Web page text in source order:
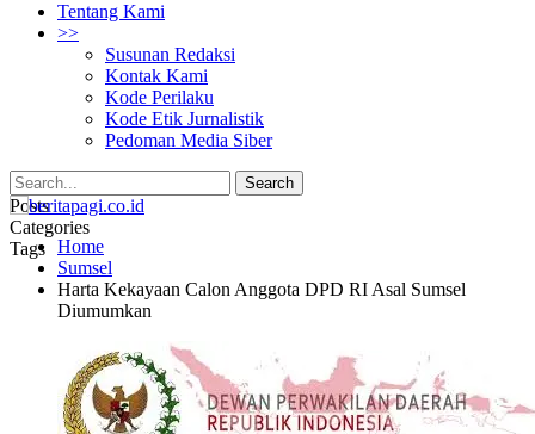
Tentang Kami
>>
Susunan Redaksi
Kontak Kami
Kode Perilaku
Kode Etik Jurnalistik
Pedoman Media Siber
Posts
Categories
Tags Home
Sumsel
Harta Kekayaan Calon Anggota DPD RI Asal Sumsel
Diumumkan